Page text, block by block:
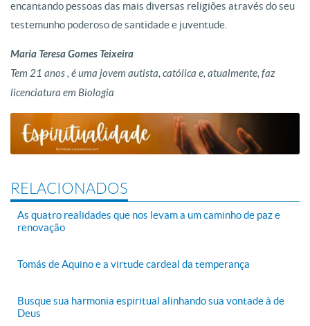
encantando pessoas das mais diversas religiões através do seu
testemunho poderoso de santidade e juventude.
Maria Teresa Gomes Teixeira
Tem 21 anos , é uma jovem autista, católica e, atualmente, faz
licenciatura em Biologia
RELACIONADOS
As quatro realidades que nos levam a um caminho de paz e
renovação
Tomás de Aquino e a virtude cardeal da temperança
Busque sua harmonia espiritual alinhando sua vontade à de
Deus